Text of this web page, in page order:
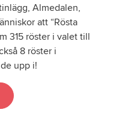
Almedalen,
att “Rösta
315 röster i valet till
8 röster i
upp i!